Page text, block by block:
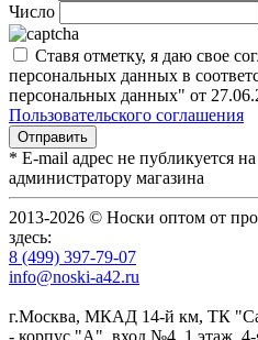
Число
Ставя отметку, я даю свое
персональных данных в
персональных данных" от
Пользовательского соглашения
* E-mail адрес не публикуется
администратору магазина
2013-2026 © Носки оптом от
здесь:
8 (499) 397-79-07
info@noski-a42.ru
г.Москва, МКАД 14-й км, ТК
- корпус "А", вход №4, 1 этаж, 4-